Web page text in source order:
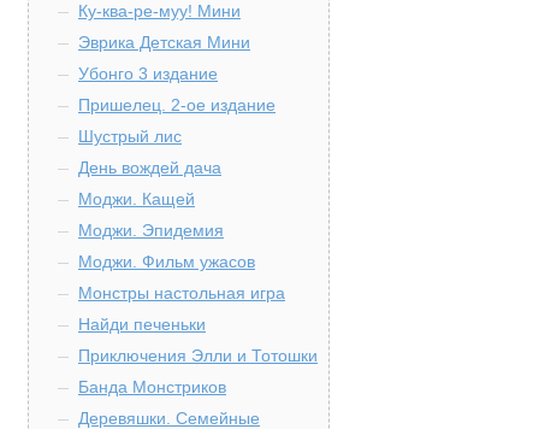
Ку-ква-ре-муу! Мини
Эврика Детская Мини
Убонго 3 издание
Пришелец. 2-ое издание
Шустрый лис
День вождей дача
Моджи. Кащей
Моджи. Эпидемия
Моджи. Фильм ужасов
Монстры настольная игра
Найди печеньки
Приключения Элли и Тотошки
Банда Монстриков
Деревяшки. Семейные